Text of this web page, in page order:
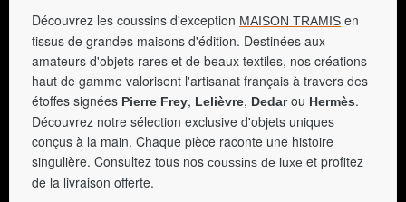
Découvrez les coussins d'exception MAISON TRAMIS en
tissus de grandes maisons d'édition. Destinées aux
amateurs d'objets rares et de beaux textiles, nos créations
haut de gamme valorisent l'artisanat français à travers des
étoffes signées Pierre Frey, Lelièvre, Dedarou Hermès.
Découvrez notre sélection exclusive d'objets uniques
conçus à la main. Chaque pièce raconte une histoire
singulière. Consultez tous nos coussins de luxe et profitez
de la livraison offerte.